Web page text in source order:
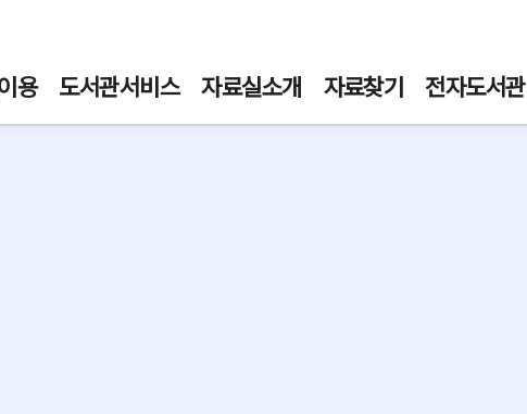
용 도서관서비스 자료실소개 자료찾기 전자도서관